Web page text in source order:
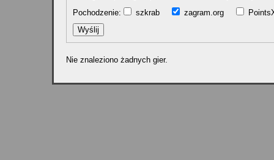
Pochodzenie:
szkrab zagram.org
Nie znaleziono żadnych gier.